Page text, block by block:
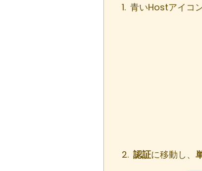
青いHostアイコ
認証に移動し、